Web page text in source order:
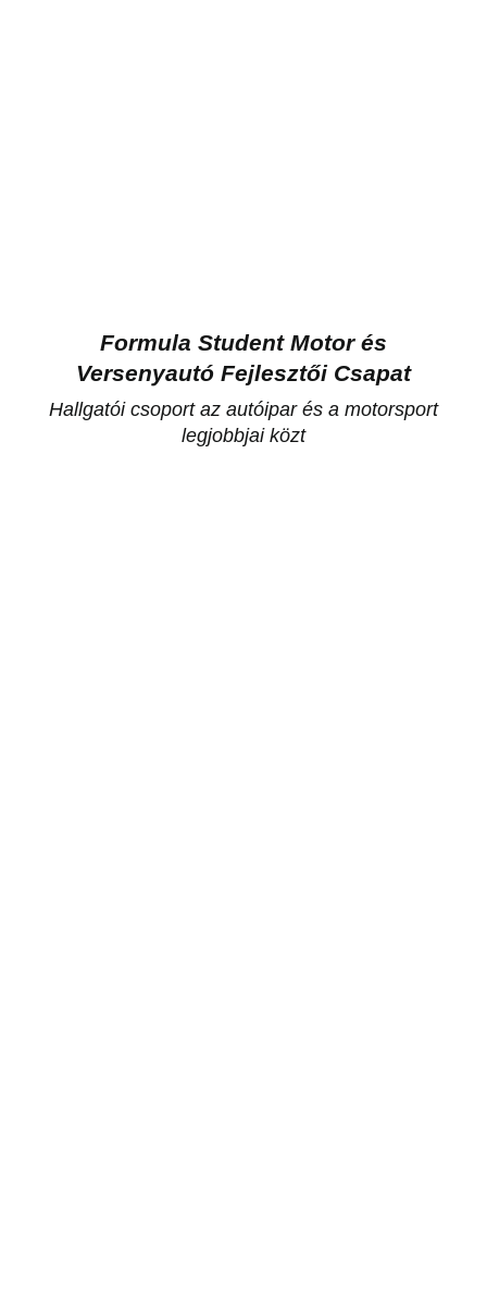
Formula Student Motor és
Versenyautó Fejlesztői Csapat
Hallgatói csoport az autóipar és a motorsport
legjobbjai közt